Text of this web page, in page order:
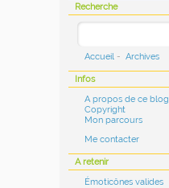
Recherche
Accueil - Archives
Infos
A propos de ce blog
Copyright
Mon parcours
Me contacter
A retenir
Émoticônes valides